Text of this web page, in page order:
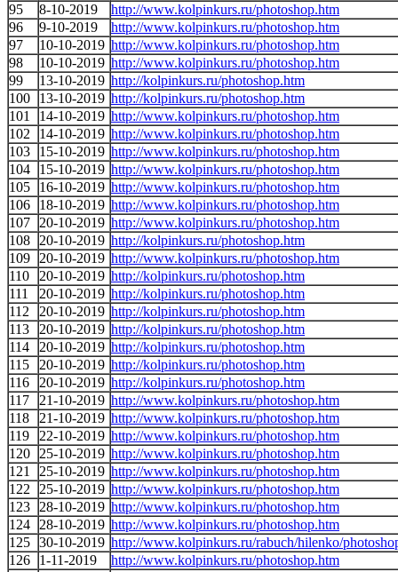
95
8-10-2019
http://www.kolpinkurs.ru/photoshop.htm
96
9-10-2019
http://www.kolpinkurs.ru/photoshop.htm
97
10-10-2019 http://www.kolpinkurs.ru/photoshop.htm
98
10-10-2019 http://www.kolpinkurs.ru/photoshop.htm
99
13-10-2019 http://kolpinkurs.ru/photoshop.htm
100
13-10-2019 http://kolpinkurs.ru/photoshop.htm
101
14-10-2019 http://www.kolpinkurs.ru/photoshop.htm
102
14-10-2019 http://www.kolpinkurs.ru/photoshop.htm
103
15-10-2019 http://www.kolpinkurs.ru/photoshop.htm
104
15-10-2019 http://www.kolpinkurs.ru/photoshop.htm
105
16-10-2019 http://www.kolpinkurs.ru/photoshop.htm
106
18-10-2019 http://www.kolpinkurs.ru/photoshop.htm
107
20-10-2019 http://www.kolpinkurs.ru/photoshop.htm
108
20-10-2019 http://kolpinkurs.ru/photoshop.htm
109
20-10-2019 http://www.kolpinkurs.ru/photoshop.htm
110
20-10-2019 http://kolpinkurs.ru/photoshop.htm
111
20-10-2019 http://kolpinkurs.ru/photoshop.htm
112
20-10-2019 http://kolpinkurs.ru/photoshop.htm
113
20-10-2019 http://kolpinkurs.ru/photoshop.htm
114
20-10-2019 http://kolpinkurs.ru/photoshop.htm
115
20-10-2019 http://kolpinkurs.ru/photoshop.htm
116
20-10-2019 http://kolpinkurs.ru/photoshop.htm
117
21-10-2019 http://www.kolpinkurs.ru/photoshop.htm
118
21-10-2019 http://www.kolpinkurs.ru/photoshop.htm
119
22-10-2019 http://www.kolpinkurs.ru/photoshop.htm
120
25-10-2019 http://www.kolpinkurs.ru/photoshop.htm
121
25-10-2019 http://www.kolpinkurs.ru/photoshop.htm
122
25-10-2019 http://www.kolpinkurs.ru/photoshop.htm
123
28-10-2019 http://www.kolpinkurs.ru/photoshop.htm
124
28-10-2019 http://www.kolpinkurs.ru/photoshop.htm
125 30-10-2019 http://www.kolpinkurs.ru/rabuch/hilenko/
126
1-11-2019
http://www.kolpinkurs.ru/photoshop.htm